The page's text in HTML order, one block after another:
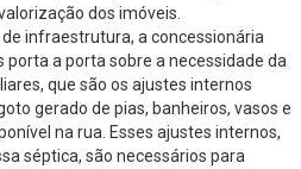
dos imóveis.
infraestrutura, a concessionária
a porta sobre a necessidade da
que são os ajustes internos
gerado de pias, banheiros, vasos e
na rua. Esses ajustes internos,
séptica, são necessários para